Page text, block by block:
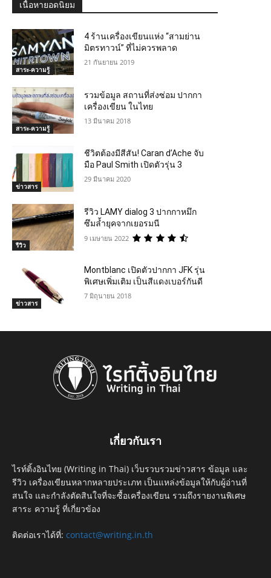
เนื้อหายอดนิยม
สาระ-ความรู้
4 ร้านเครื่องเขียนแห่ง “สามย่าน
มิตรทาวน์” ที่ไม่ควรพลาด
21 กันยายน 2019
สาระ-ความรู้
รวมข้อมูล สถานที่ส่งซ่อม ปากกา
เครื่องเขียน ในไทย
13 มีนาคม 2018
ข่าวสาร
ชีวิตต้องมีสีสัน! Caran d’Ache จับ
มือ Paul Smith เปิดตัวรุ่น 3
29 มีนาคม 2020
รีวิว
รีวิว LAMY dialog 3 ปากกาหมึก
ซึมล้ำยุคจากเยอรมนี
9 เมษายน 2022
ข่าวสาร
Montblanc เปิดตัวปากกา JFK รุ่น
พิเศษเพิ่มเติม เป็นสีแดงเบอร์กันดี
7 มิถุนายน 2018
เกี่ยวกับเรา
ไรท์ติ้งอินไทย (Writing in Thai) เว็บรวบรวมข่าวสาร ข้อมูล และ
รีวิว เครื่องเขียนหลากหลายประเภท เป็นแหล่งข้อมูลให้กับผู้อ่านที่
สนใจ และกำลังตัดสินใจที่จะซื้อเครื่องเขียน รวมถึงรายงานพิเศษ
สาระ ความรู้ ที่เกี่ยวข้อง
ติดต่อเราได้ที่: contact@writing.in.th